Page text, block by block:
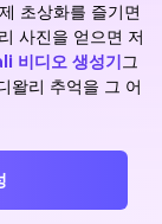
초상화를 즐기면
사진을 얻으면 저
비디오 생성기 그
왈리 추억을 그 어